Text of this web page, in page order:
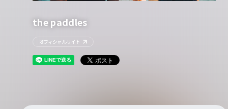
the paddles
オフィシャルサイト